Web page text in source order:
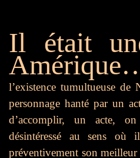
Il était
l’existence tumultueuse
personnage hanté par un
d’accomplir, un acte,
désintéressé au sens où
préventivement son